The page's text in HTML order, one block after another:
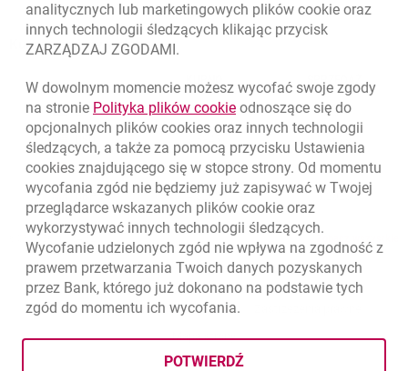
Kursy wymiany walut
Kursy wymiany walut. Data aktualizacji: 6.08.2026, 12:54:32
WALUTA KUPNO SPRZEDAŻ
EUR 4.1358 4.4581
USD 3.8639
CHF 4.4248 4.7696
GBP 4.8262 5.2023
6.08.2026, 12:54:32
Ochrona danychotwiera się w nowej karcie
Ustawieniacookies
Mapa strony
analitycznych lub marketingowych plików cookie oraz
innych technologii śledzących klikając przycisk
ZARZĄDZAJ ZGODAMI.
W dowolnym momencie możesz wycofać swoje zgody
na stronie Polityka plików cookielink otwiera się w nowym
odnoszące się do
opcjonalnych plików cookies oraz innych technologii
śledzących, a także za pomocą przycisku Ustawienia
cookies znajdującego się w stopce strony. Od momentu
wycofania zgód nie będziemy już zapisywać w Twojej
przeglądarce wskazanych plików cookie oraz
wykorzystywać innych technologii śledzących.
Wycofanie udzielonych zgód nie wpływa na zgodność z
prawem przetwarzania Twoich danych pozyskanych
przez Bank, którego już dokonano na podstawie tych
zgód do momentu ich wycofania.
POTWIERDŹ